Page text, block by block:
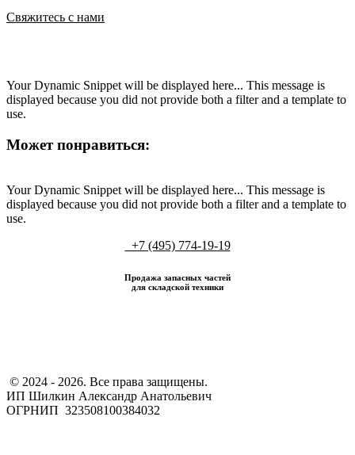
Свяжитесь с нами
Your Dynamic Snippet will be displayed here... This message is
displayed because you did not provide both a filter and a template to
use.
Может понравиться:
Your Dynamic Snippet will be displayed here... This message is
displayed because you did not provide both a filter and a template to
use.
+7 (495) 774-19-19
Продажа запасных частей
для складской техники
​ © 2024 - 2026. Все права защищены.
ИП Шилкин Александр Анатольевич
ОГРНИП 323508100384032